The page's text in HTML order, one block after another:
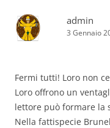
admin
3 Gennaio
Fermi tutti! Loro non
Loro offrono un
lettore può formare la
Nella fattispecie